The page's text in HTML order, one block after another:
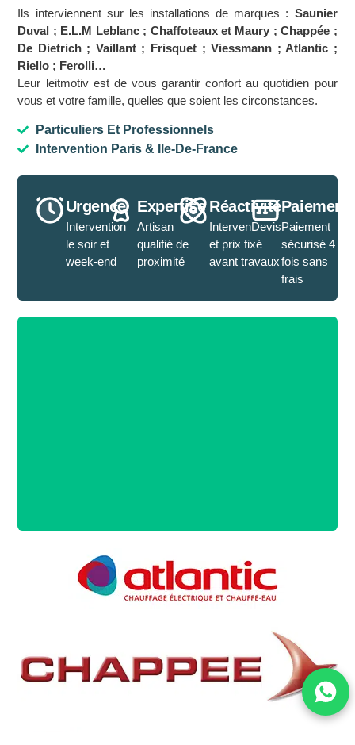
Ils interviennent sur les installations de marques : Saunier
Duval ; E.L.M Leblanc ; Chaffoteaux et Maury ; Chappée ;
De Dietrich ; Vaillant ; Frisquet ; Viessmann ; Atlantic ;
Riello ; Ferolli…
Leur leitmotiv est de vous garantir confort au quotidien pour
vous et votre famille, quelles que soient les circonstances.
Particuliers Et Professionnels
Intervention Paris & Ile-De-France
Urgence
Intervention
le soir et
week-end
Expertise
Artisan
qualifié de
proximité
Réactivité
IntervenDevis
et prix fixé
avant travaux
Paiement
Paiement
sécurisé 4
fois sans
frais